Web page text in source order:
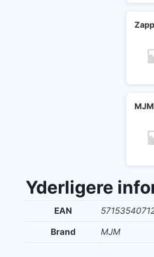
Yderligere
EAN
Brand MJM